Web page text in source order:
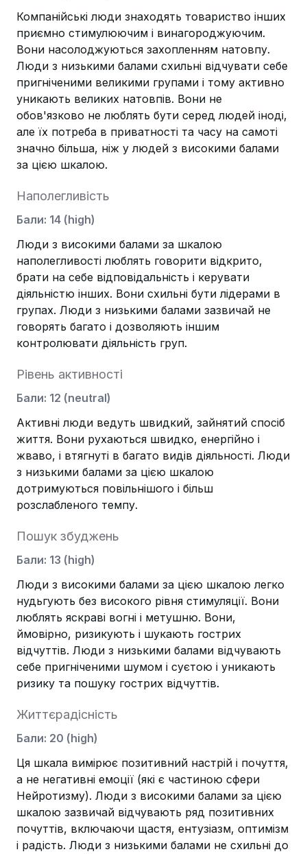
Компанійські люди знаходять товариство інших
приємно стимулюючим і винагороджуючим.
Вони насолоджуються захопленням натовпу.
Люди з низькими балами схильні відчувати себе
пригніченими великими групами і тому активно
уникають великих натовпів. Вони не
обов'язково не люблять бути серед людей іноді,
але їх потреба в приватності та часу на самоті
значно більша, ніж у людей з високими балами
за цією шкалою.
Наполегливість
Бали: 14 (high)
Люди з високими балами за шкалою
наполегливості люблять говорити відкрито,
брати на себе відповідальність і керувати
діяльністю інших. Вони схильні бути лідерами в
групах. Люди з низькими балами зазвичай не
говорять багато і дозволяють іншим
контролювати діяльність груп.
Рівень активності
Бали: 12 (neutral)
Активні люди ведуть швидкий, зайнятий спосіб
життя. Вони рухаються швидко, енергійно і
жваво, і втягнуті в багато видів діяльності. Люди
з низькими балами за цією шкалою
дотримуються повільнішого і більш
розслабленого темпу.
Пошук збуджень
Бали: 13 (high)
Люди з високими балами за цією шкалою легко
нудьгують без високого рівня стимуляції. Вони
люблять яскраві вогні і метушню. Вони,
ймовірно, ризикують і шукають гострих
відчуттів. Люди з низькими балами відчувають
себе пригніченими шумом і суєтою і уникають
ризику та пошуку гострих відчуттів.
Життєрадісність
Бали: 20 (high)
Ця шкала вимірює позитивний настрій і почуття,
а не негативні емоції (які є частиною сфери
Нейротизму). Люди з високими балами за цією
шкалою зазвичай відчувають ряд позитивних
почуттів, включаючи щастя, ентузіазм, оптимізм
і радість. Люди з низькими балами не схильні до